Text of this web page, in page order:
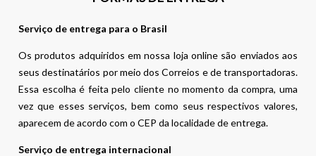
Serviço de entrega para o Brasil
Os produtos adquiridos em nossa loja online são enviados aos
seus destinatários por meio dos Correios e de transportadoras.
Essa escolha é feita pelo cliente no momento da compra, uma
vez que esses serviços, bem como seus respectivos valores,
aparecem de acordo com o CEP da localidade de entrega.
Serviço de entrega internacional